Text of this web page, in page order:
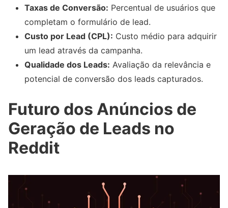
Taxas de Conversão: Percentual de usuários que
completam o formulário de lead.
Custo por Lead (CPL): Custo médio para adquirir
um lead através da campanha.
Qualidade dos Leads: Avaliação da relevância e
potencial de conversão dos leads capturados.
Futuro dos Anúncios de
Geração de Leads no
Reddit